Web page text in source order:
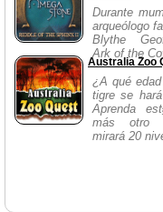
Durante
arqueólogo
Blythe
Ark of the
Australia Zoo
¿A qué
tigre se
Aprenda
más otro
mirará 20